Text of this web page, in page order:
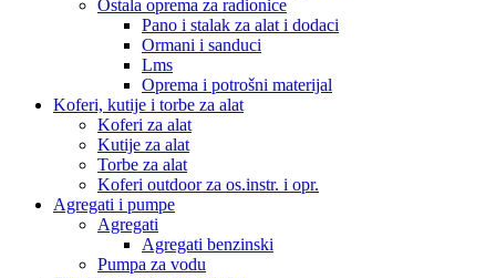
Ostala oprema za radionice
Pano i stalak za alat i dodaci
Ormani i sanduci
Lms
Oprema i potrošni materijal
Koferi, kutije i torbe za alat
Koferi za alat
Kutije za alat
Torbe za alat
Koferi outdoor za os.instr. i opr.
Agregati i pumpe
Agregati
Agregati benzinski
Pumpa za vodu